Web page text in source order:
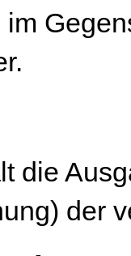
die
der